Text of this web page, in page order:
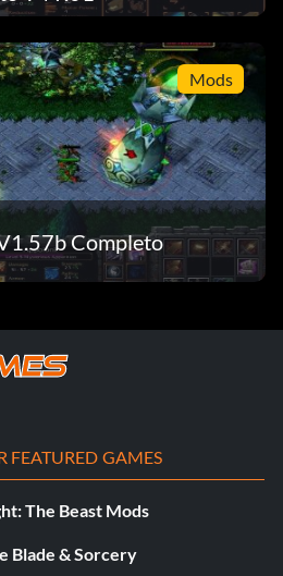
Mods
Completo
FEATURED GAMES
The Beast Mods
Blade & Sorcery